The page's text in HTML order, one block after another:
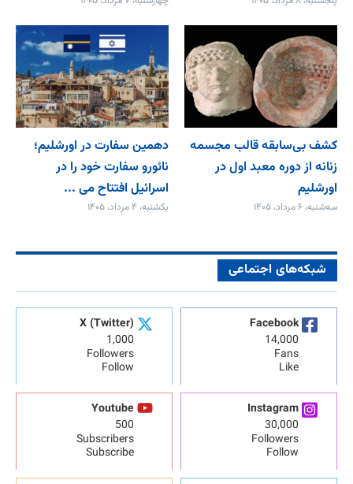
کشف بی‌سابقه قالب مجسمه
زنانه از دوره معبد اول در
اورشلیم
سه‌شنبه، ۶ مرداد، ۱۴۰۵
دهمین سفارت در اورشلیم؛
نائورو سفارت خود را در
اسرائیل افتتاح می‌ ...
یکشنبه، ۴ مرداد، ۱۴۰۵
شبکه‌های اجتماعی
Facebook
14,000
Fans
Like
X (Twitter)
1,000
Followers
Follow
Instagram
30,000
Followers
Follow
Youtube
500
Subscribers
Subscribe